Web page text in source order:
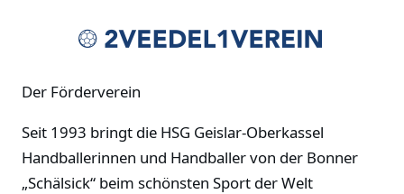
Der Förderverein
Seit 1993 bringt die HSG Geislar-Oberkassel
Handballerinnen und Handballer von der Bonner
„Schälsick“ beim schönsten Sport der Welt